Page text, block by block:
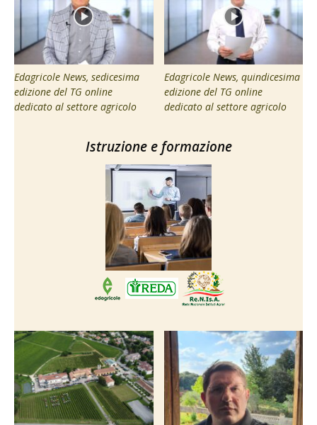
Edagricole News, sedicesima
edizione del TG online
dedicato al settore agricolo
Edagricole News, quindicesima
edizione del TG online
dedicato al settore agricolo
Istruzione e formazione